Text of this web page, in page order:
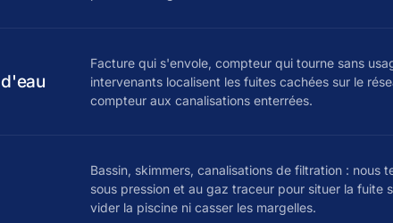
Facture qui s'envole, compteur qui tourne sans
intervenants localisent les fuites cachées sur le
compteur aux canalisations enterrées.
Bassin, skimmers, canalisations de filtration : nous
sous pression et au gaz traceur pour situer la fuite
vider la piscine ni casser les margelles.